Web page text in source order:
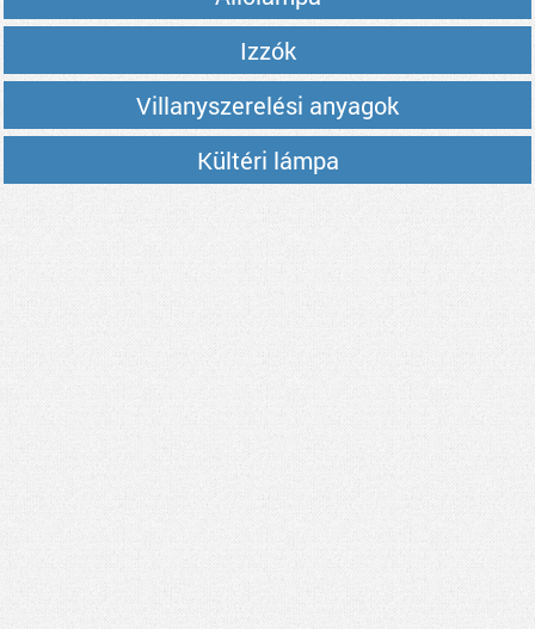
Izzók
Villanyszerelési anyagok
Kültéri lámpa